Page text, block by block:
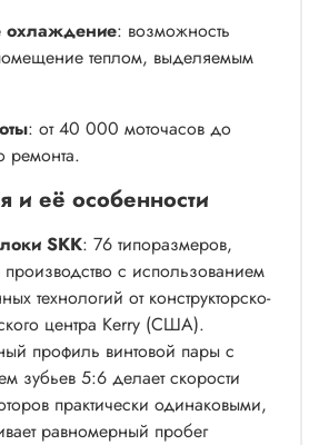
охлаждение: возможность
теплом, выделяемым
: от 40 000 моточасов до
ремонта.
и её особенности
SKK: 76 типоразмеров,
производство с использованием
технологий от конструкторско-
центра Kerry (США).
профиль винтовой пары с
зубьев 5:6 делает скорости
практически одинаковыми,
равномерный пробег